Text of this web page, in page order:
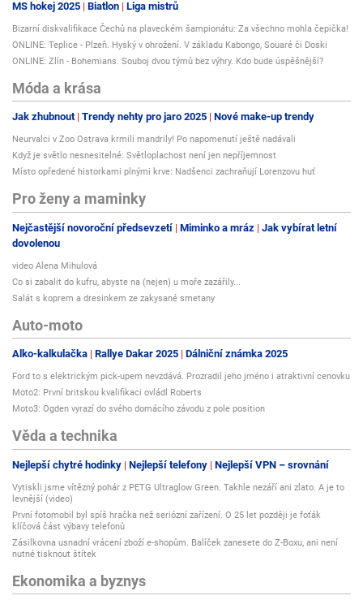
MS hokej 2025 Biatlon Liga mistrů
Bizarní diskvalifikace Čechů na plaveckém šampionátu: Za všechno mohla čepička!
ONLINE: Teplice - Plzeň. Hyský v ohrožení. V základu Kabongo, Souaré či Doski
ONLINE: Zlín - Bohemians. Souboj dvou týmů bez výhry. Kdo bude úspěšnější?
Móda a krása
Jak zhubnout Trendy nehty pro jaro 2025 Nové make-up trendy
Neurvalci v Zoo Ostrava krmili mandrily! Po napomenutí ještě nadávali
Když je světlo nesnesitelné: Světloplachost není jen nepříjemnost
Místo opředené historkami plnými krve: Nadšenci zachraňují Lorenzovu huť
Pro ženy a maminky
Nejčastější novoroční předsevzetí Miminko a mráz
Jak vybírat letní
dovolenou
video Alena Mihulová
Co si zabalit do kufru, abyste na (nejen) u moře zazářily...
Salát s koprem a dresinkem ze zakysané smetany
Auto-moto
Alko-kalkulačka Rallye Dakar 2025 Dálniční známka 2025
Ford to s elektrickým pick-upem nevzdává. Prozradil jeho jméno i atraktivní cenovku
Moto2: První britskou kvalifikaci ovládl Roberts
Moto3: Ogden vyrazí do svého domácího závodu z pole position
Věda a technika
Nejlepší chytré hodinky Nejlepší telefony Nejlepší VPN – srovnání
Vytiskli jsme vítězný pohár z PETG Ultraglow Green. Takhle nezáří ani zlato. A je to
levnější (video)
První fotomobil byl spíš hračka než seriózní zařízení. O 25 let později je foťák
klíčová část výbavy telefonů
Zásilkovna usnadní vrácení zboží e-shopům. Balíček zanesete do Z-Boxu, ani není
nutné tisknout štítek
Ekonomika a byznys